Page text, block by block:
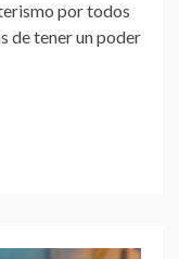
por todos
de tener un poder